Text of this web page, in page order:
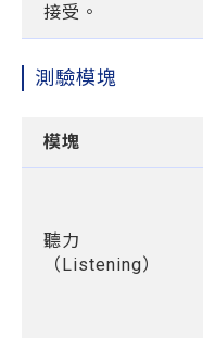
接受。
測驗模塊
模塊
聽力
（Listening）